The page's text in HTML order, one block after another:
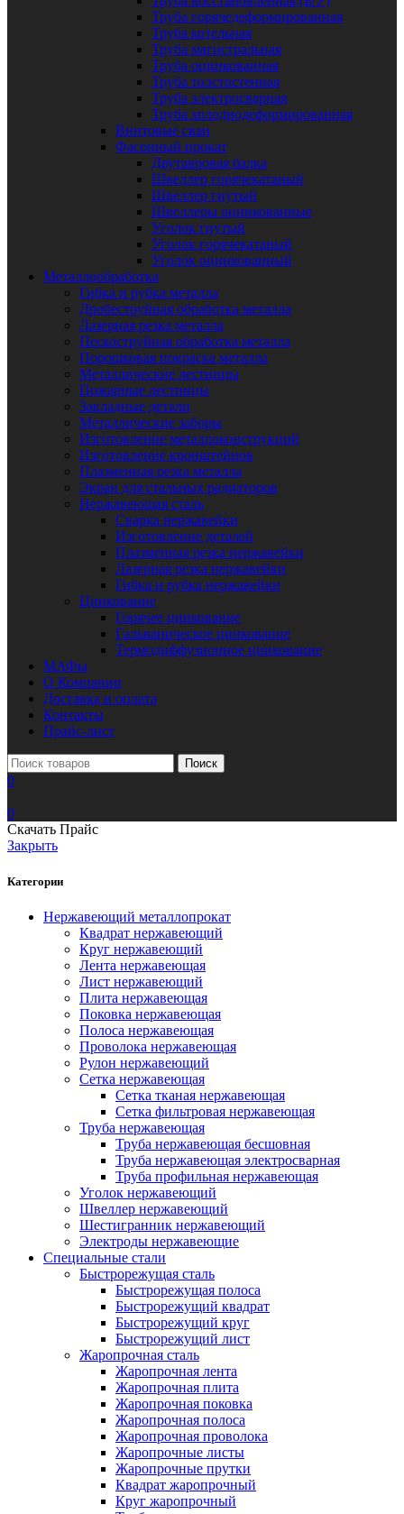
Труба горячедеформированная
Труба котельная
Труба магистральная
Труба оцинкованная
Труба толстостенная
Труба электросварная
Труба холоднодеформированная
Винтовые сваи
Фасонный прокат
Двутавровая балка
Швеллер горячекатаный
Швеллер гнутый
Швеллеры оцинкованные
Уголок гнутый
Уголок горячекатаный
Уголок оцинкованный
Металлообработка
Гибка и рубка металла
Дробеструйная обработка металла
Лазерная резка металла
Пескоструйная обработка металла
Порошковая покраска металла
Металлические лестницы
Пожарные лестницы
Закладные детали
Металлические заборы
Изготовление металлоконструкций
Изготовление кронштейнов
Плазменная резка металла
Экран для стальных радиаторов
Нержавеющая сталь
Сварка нержавейки
Изготовление деталей
Плазменная резка нержавейки
Лазерная резка нержавейки
Гибка и рубка нержавейки
Цинкование
Горячее цинкование
Гальваническое цинкование
Термодиффузионное цинкование
МАФы
О Компании
Доставка и оплата
Контакты
Прайс-лист
Поиск
0
0
Скачать Прайс
Закрыть
Категории
Нержавеющий металлопрокат
Квадрат нержавеющий
Круг нержавеющий
Лента нержавеющая
Лист нержавеющий
Плита нержавеющая
Поковка нержавеющая
Полоса нержавеющая
Проволока нержавеющая
Рулон нержавеющий
Сетка нержавеющая
Сетка тканая нержавеющая
Сетка фильтровая нержавеющая
Труба нержавеющая
Труба нержавеющая бесшовная
Труба нержавеющая электросварная
Труба профильная нержавеющая
Уголок нержавеющий
Швеллер нержавеющий
Шестигранник нержавеющий
Электроды нержавеющие
Специальные стали
Быстрорежущая сталь
Быстрорежущая полоса
Быстрорежущий квадрат
Быстрорежущий круг
Быстрорежущий лист
Жаропрочная сталь
Жаропрочная лента
Жаропрочная плита
Жаропрочная поковка
Жаропрочная полоса
Жаропрочная проволока
Жаропрочные листы
Жаропрочные прутки
Квадрат жаропрочный
Круг жаропрочный